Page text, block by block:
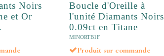
Noirs
et Or
Boucle d'Oreille à
l'unité Diamants Noirs
0.09ct en Titane
MINORTB1F
Produit sur commande